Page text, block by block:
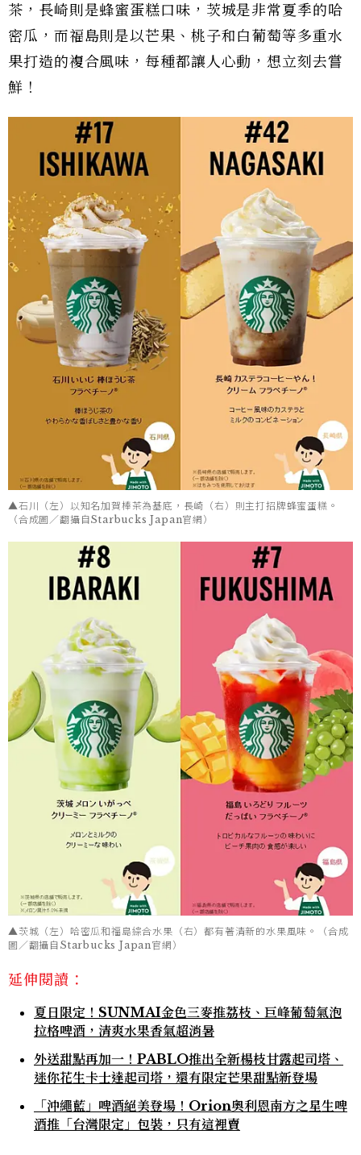
茶，長崎則是蜂蜜蛋糕口味，茨城是非常夏季的哈
密瓜，而福島則是以芒果、桃子和白葡萄等多重水
果打造的複合風味，每種都讓人心動，想立刻去嘗
鮮！
▲石川（左）以知名加賀棒茶為基底，長崎（右）則主打招牌蜂蜜蛋糕。
（合成圖／翻攝自Starbucks Japan官網）
▲茨城（左）哈密瓜和福島綜合水果（右）都有著清新的水果風味。（合成
圖／翻攝自Starbucks Japan官網）
延伸閱讀：
夏日限定！SUNMAI金色三麥推荔枝、巨峰葡萄氣泡
拉格啤酒，清爽水果香氣超消暑
外送甜點再加一！PABLO推出全新楊枝甘露起司塔、
迷你花生卡士達起司塔，還有限定芒果甜點新登場
「沖繩藍」啤酒絕美登場！Orion奧利恩南方之星生啤
酒推「台灣限定」包裝，只有這裡賣